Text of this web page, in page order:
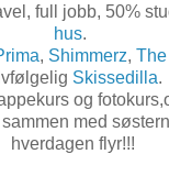
full jobb, 50%
hus.
, Shimmerz,
Skissedilla.
og
sammen med
hverdagen flyr!!!